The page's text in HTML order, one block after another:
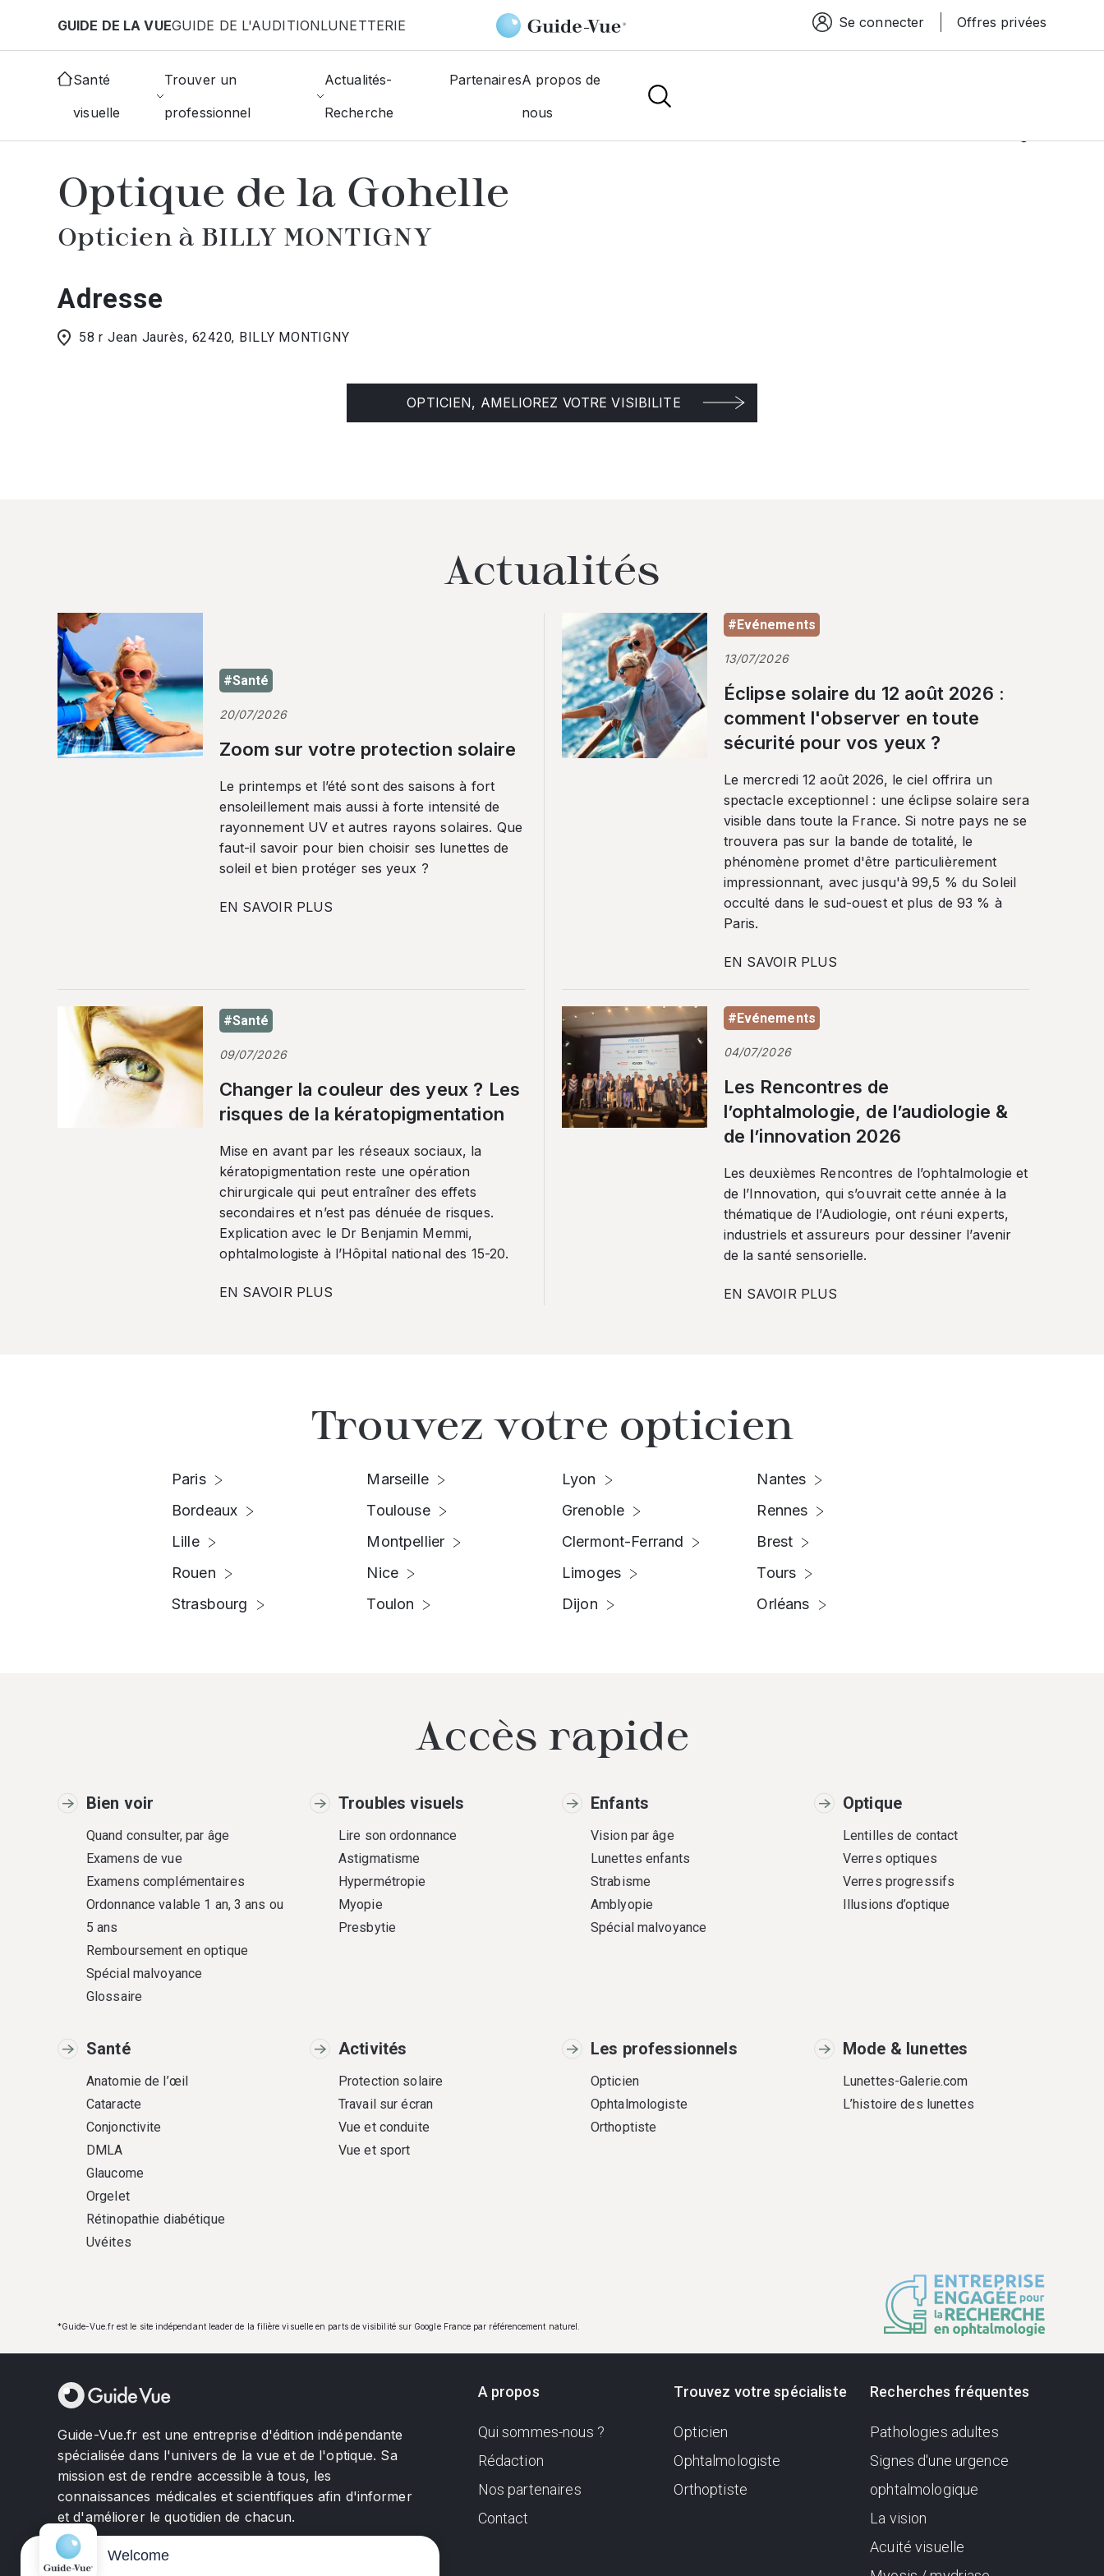
GUIDE DE LA VUEGUIDE DE L'AUDITIONLUNETTERIE Espace connexion
Se connecter Offres privées
Santé
visuelle
Trouver un
professionnel
Actualités-
Recherche
PartenairesA propos de
nous
Accueil Choisir mon opticien Billy-Montigny Optique de La Gohelle
Optique de la Gohelle
Opticien à BILLY MONTIGNY
Adresse
58 r Jean Jaurès, 62420, BILLY MONTIGNY
OPTICIEN, AMELIOREZ VOTRE VISIBILITE
Actualités
#Santé
20/07/2026
Zoom sur votre protection solaire
Le printemps et l’été sont des saisons à fort
ensoleillement mais aussi à forte intensité de
rayonnement UV et autres rayons solaires. Que
faut-il savoir pour bien choisir ses lunettes de
soleil et bien protéger ses yeux ?
EN SAVOIR PLUS
#Evénements
13/07/2026
Éclipse solaire du 12 août 2026 :
comment l'observer en toute
sécurité pour vos yeux ?
Le mercredi 12 août 2026, le ciel offrira un
spectacle exceptionnel : une éclipse solaire sera
visible dans toute la France. Si notre pays ne se
trouvera pas sur la bande de totalité, le
phénomène promet d'être particulièrement
impressionnant, avec jusqu'à 99,5 % du Soleil
occulté dans le sud-ouest et plus de 93 % à
Paris.
EN SAVOIR PLUS
#Santé
09/07/2026
Changer la couleur des yeux ? Les
risques de la kératopigmentation
Mise en avant par les réseaux sociaux, la
kératopigmentation reste une opération
chirurgicale qui peut entraîner des effets
secondaires et n’est pas dénuée de risques.
Explication avec le Dr Benjamin Memmi,
ophtalmologiste à l’Hôpital national des 15-20.
EN SAVOIR PLUS
#Evénements
04/07/2026
Les Rencontres de
l’ophtalmologie, de l’audiologie &
de l’innovation 2026
Les deuxièmes Rencontres de l’ophtalmologie et
de l’Innovation, qui s’ouvrait cette année à la
thématique de l’Audiologie, ont réuni experts,
industriels et assureurs pour dessiner l’avenir
de la santé sensorielle.
EN SAVOIR PLUS
Trouvez votre opticien
Paris
Bordeaux
Lille
Rouen
Strasbourg
Marseille
Toulouse
Montpellier
Nice
Toulon
Lyon
Grenoble
Clermont-Ferrand
Limoges
Dijon
Nantes
Rennes
Brest
Tours
Orléans
Accès rapide
Bien voir
Quand consulter, par âge
Examens de vue
Examens complémentaires
Ordonnance valable 1 an, 3 ans ou
5 ans
Remboursement en optique
Spécial malvoyance
Glossaire
Troubles visuels
Lire son ordonnance
Astigmatisme
Hypermétropie
Myopie
Presbytie
Enfants
Vision par âge
Lunettes enfants
Strabisme
Amblyopie
Spécial malvoyance
Optique
Lentilles de contact
Verres optiques
Verres progressifs
Illusions d’optique
Santé
Anatomie de l’œil
Cataracte
Conjonctivite
DMLA
Glaucome
Orgelet
Rétinopathie diabétique
Uvéites
Activités
Protection solaire
Travail sur écran
Vue et conduite
Vue et sport
Les professionnels
Opticien
Ophtalmologiste
Orthoptiste
Mode & lunettes
Lunettes-Galerie.com
L’histoire des lunettes
*Guide-Vue.fr est le site indépendant leader de la filière visuelle en parts de visibilité sur Google France par référencement naturel.
Guide-Vue.fr est une entreprise d'édition indépendante
spécialisée dans l'univers de la vue et de l'optique. Sa
mission est de rendre accessible à tous, les
connaissances médicales et scientifiques afin d'informer
et d'améliorer le quotidien de chacun.
A propos
Qui sommes-nous ?
Rédaction
Nos partenaires
Contact
Trouvez votre spécialiste
Opticien
Ophtalmologiste
Orthoptiste
Recherches fréquentes
Pathologies adultes
Signes d'une urgence
ophtalmologique
La vision
Acuité visuelle
Welcome